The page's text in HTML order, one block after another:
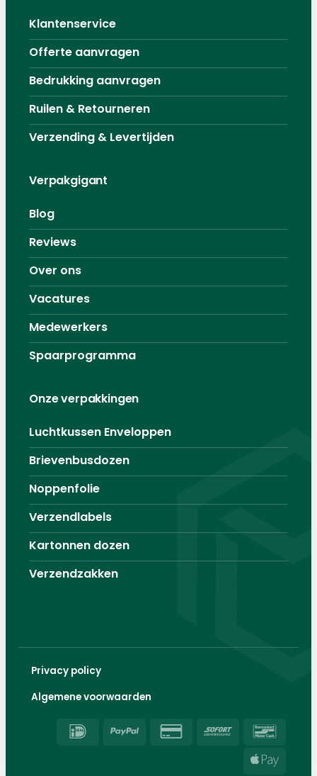
Klantenservice
Offerte aanvragen
Bedrukking aanvragen
Ruilen & Retourneren
Verzending & Levertijden
Verpakgigant
Blog
Reviews
Over ons
Vacatures
Medewerkers
Spaarprogramma
Onze verpakkingen
Luchtkussen Enveloppen
Brievenbusdozen
Noppenfolie
Verzendlabels
Kartonnen dozen
Verzendzakken
Privacy policy
Algemene voorwaarden
IDeal PayPal
Credit
Sofort